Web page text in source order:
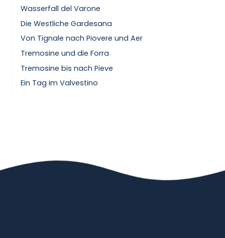
Wasserfall del Varone
Die Westliche Gardesana
Von Tignale nach Piovere und Aer
Tremosine und die Forra
Tremosine bis nach Pieve
Ein Tag im Valvestino